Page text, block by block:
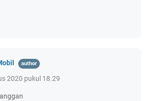
2020 pukul 18.29